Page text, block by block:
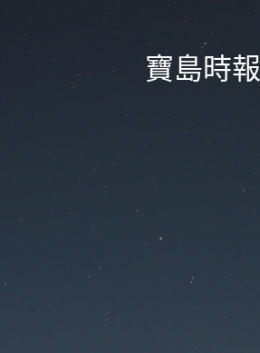
寶島時報